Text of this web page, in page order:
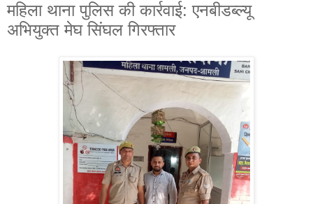
महिला थाना पुलिस की कार्रवाई: एनबीडब्ल्यू
अभियुक्त मेघ सिंघल गिरफ्तार